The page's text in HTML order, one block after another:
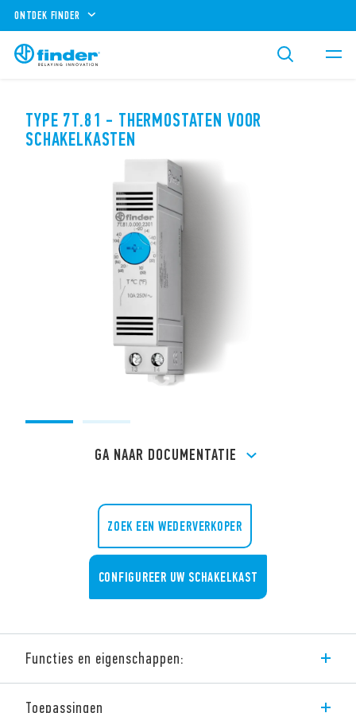
ONTDEK FINDER
TYPE 7T.81 - THERMOSTATEN VOOR
SCHAKELKASTEN
GA NAAR DOCUMENTATIE
ZOEK EEN WEDERVERKOPER
CONFIGUREER UW SCHAKELKAST
Functies en eigenschappen:
bouwvorm (17,5 mm breed), schakelt de verwarming in de
Toepassingen